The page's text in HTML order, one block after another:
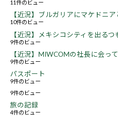
11件のビュー
【近況】ブルガリアにマケドニ
10件のビュー
【近況】メキシコシティを出るつ
9件のビュー
【近況】MIWCOMの社長に会っ
9件のビュー
パスポート
9件のビュー
9件のビュー
旅の記録
4件のビュー